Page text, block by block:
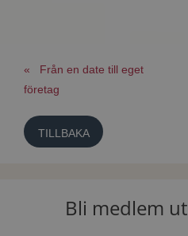
« Från en date till eget
företag
TILLBAKA
Bli medlem